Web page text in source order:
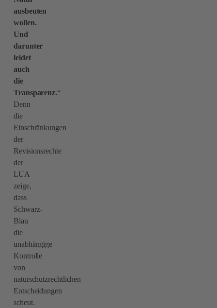
ausbeuten
wollen.
Und
darunter
leidet
auch
die
Transparenz.“
Denn
die
Einschränkungen
der
Revisionsrechte
der
LUA
zeige,
dass
Schwarz-
Blau
die
unabhängige
Kontrolle
von
naturschutzrechtlichen
Entscheidungen
scheut.